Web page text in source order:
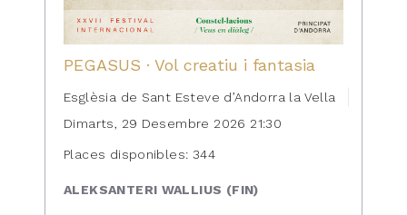
PEGASUS · Vol creatiu i fantasia
Esglèsia de Sant Esteve d’Andorra la Vella
Dimarts, 29 Desembre 2026 21:30
Places disponibles: 344
ALEKSANTERI WALLIUS (FIN)